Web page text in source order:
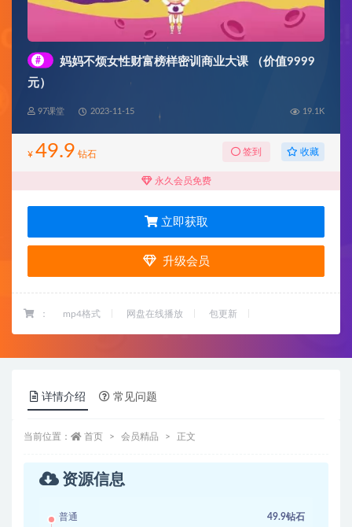
#
妈妈不烦女性财富榜样密训商业大课 （价值9999
元）
97课堂 2023-11-15 19.1K
¥ 49.9 钻石 签到 收藏
永久会员免费
立即获取
升级会员
： mp4格式 网盘在线播放 包更新
详情介绍 常见问题
当前位置： 首页 会员精品 正文
资源信息
普通 49.9钻石